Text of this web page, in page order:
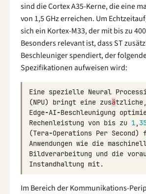
sind die Cortex A35-Kerne, die eine
von 1,5 GHz erreichen. Um
sich ein Kortex-M33, der mit bis zu
Besonders relevant ist, dass ST
Beschleuniger spendiert, der
Spezifikationen aufweisen wird:
Eine spezielle Neural
(NPU) bringt eine zusätzliche,
Edge-AI-Beschleunigung
Rechenleistung von bis zu 1,
(Tera-Operations Per Second)
Anwendungen wie die
Bildverarbeitung und die
Instandhaltung mit.
Im Bereich der Kommunikations-